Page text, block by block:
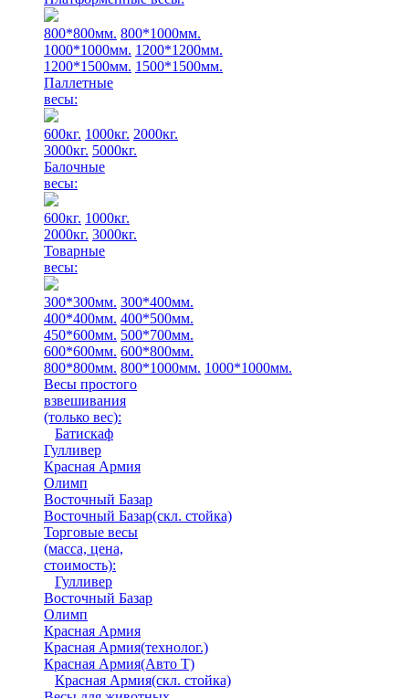
800*800мм. 800*1000мм.
1000*1000мм. 1200*1200мм.
1200*1500мм. 1500*1500мм.
Паллетные
весы:
600кг. 1000кг. 2000кг.
3000кг. 5000кг.
Балочные
весы:
600кг. 1000кг.
2000кг. 3000кг.
Товарные
весы:
300*300мм. 300*400мм.
400*400мм. 400*500мм.
450*600мм. 500*700мм.
600*600мм. 600*800мм.
800*800мм. 800*1000мм. 1000*1000мм.
Весы простого
взвешивания
(только вес):
Батискаф
Гулливер
Красная Армия
Олимп
Восточный Базар
Восточный Базар(скл. стойка)
Торговые весы
(масса, цена,
стоимость):
Гулливер
Восточный Базар
Олимп
Красная Армия
Красная Армия(технолог.)
Красная Армия(Авто Т)
Красная Армия(скл. стойка)